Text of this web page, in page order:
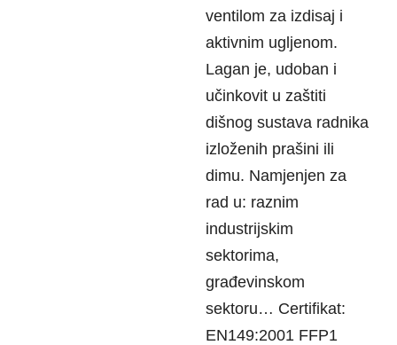
ventilom za izdisaj i
aktivnim ugljenom.
Lagan je, udoban i
učinkovit u zaštiti
dišnog sustava radnika
izloženih prašini ili
dimu. Namjenjen za
rad u: raznim
industrijskim
sektorima,
građevinskom
sektoru… Certifikat:
EN149:2001 FFP1